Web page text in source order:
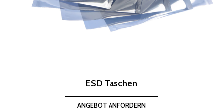
ESD Taschen
ANGEBOT ANFORDERN